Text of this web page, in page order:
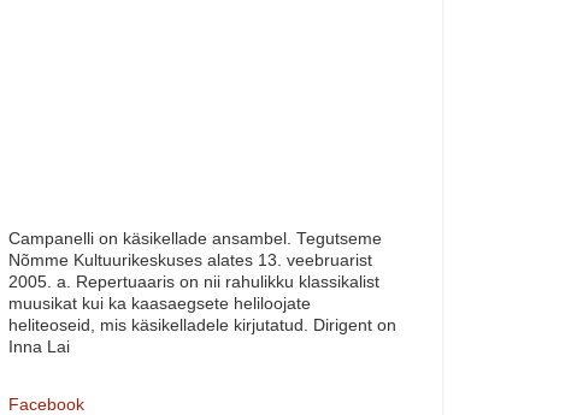
Campanelli on käsikellade ansambel. Tegutseme
Nõmme Kultuurikeskuses alates 13. veebruarist
2005. a. Repertuaaris on nii rahulikku klassikalist
muusikat kui ka kaasaegsete heliloojate
heliteoseid, mis käsikelladele kirjutatud. Dirigent on
Inna Lai
Facebook